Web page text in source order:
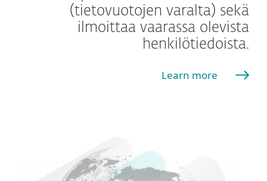
(tietovuotojen varalta) sekä
ilmoittaa vaarassa olevista
henkilötiedoista.
Learn more